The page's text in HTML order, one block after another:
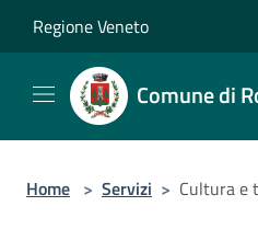
Regione Veneto
Comune di
Home > Servizi > Cultura e